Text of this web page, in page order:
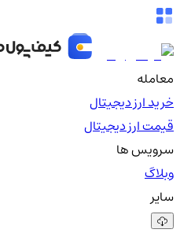
معامله
خرید ارز دیجیتال
قیمت ارز دیجیتال
سرویس ها
وبلاگ
سایر